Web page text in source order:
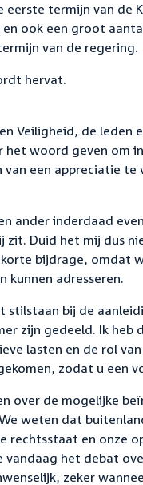
eerste termijn van de
ook een groot
van de regering.
hervat.
Veiligheid, de
het woord geven om
een appreciatie te
ander inderdaad
zit. Duid het mij dus
bijdrage, omdat
kunnen adresseren.
stilstaan bij de
zijn gedeeld. Ik
lasten en de rol
zodat u een
over de mogelijke
weten dat
rechtsstaat en onze
vandaag het debat
zeker